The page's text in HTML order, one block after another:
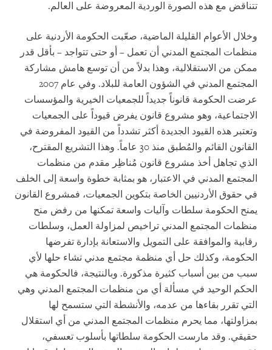
تتناقض مع هذه الصورة الوردية المعروضة على العالم.
وخلال الأعوام القليلة الماضية، صعّبت الحكومة الأردنية على
منظمات المجتمع المدني أن تعمل – أو حتى تتواجد – بأقل قدر
ممكن من الاستقلالية، وهذا بدلاً من أن توسع هامش مشاركة
المجتمع المدني في الشؤون العامة للبلاد. وفي عام 2007
عرضت الحكومة قانوناً جديداً للجمعيات الخيرية والمؤسسات
الاجتماعية، وهو مشروع قانون يفرض قيوداً على الجمعيات
وتعتبر هذه القيود الجديدة أكثر تشدداً من القيود المفروضة في
القانون القائم والمُطبق منذ 30 عاماً. وهذا التشريع المقترح،
الذي تجاهل أخذ مشروع قانون مُناظِر مقدم من منظمات
المجتمع المدني في الاعتبار، هو بمثابة خطوة واسعة إلى الخلف
في حقوق الأردنيين الخاصة بتكوين الجمعيات، فمشروع القانون
يمنح الحكومة سلطات وآليات واسعة تمكنها من رفض منح
منظمات المجتمع المدني تراخيص لمزاولة العمل، وسلطات
رقابية والموافقة على التمويل والاستعانة بإدارة تفرضها
الحكومة، وكذلك حل أي منظمة مجتمع مدني تشاء حلها لأي
سبب من بين أسباب كثيرة مذكورة. وبالنتيجة، فالحكومة هي
الحكم الوحيد في مسألة أي من منظمات المجتمع المدني وهي
التي تقرر بقاءها من عدمه، والأنشطة التي ستسمح لها
بمزاولتها، مما يحرم منظمات المجتمع المدني من أي استقلال
حقيقي. وقد مارست الحكومة سلطاتها بأسلوب تعسفي،